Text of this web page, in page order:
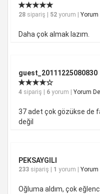
28 sipariş | 52 yorum | Yorum
Daha çok almak lazım.
guest_20111225080830
4 sipariş | 6 yorum | Yorum
37 adet çok gözükse de
değil
PEKSAYGILI
233 sipariş | 1 yorum | Yorum
Oğluma aldım, çok